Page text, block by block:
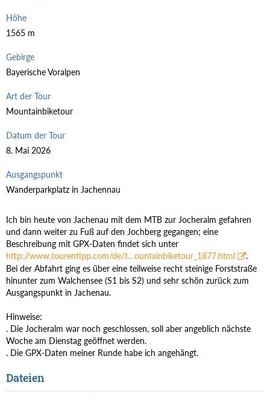
Höhe
1565 m
Gebirge
Bayerische Voralpen
Art der Tour
Mountainbiketour
Datum der Tour
8. Mai 2026
Ausgangspunkt
Wanderparkplatz in Jachennau
Ich bin heute von Jachenau mit dem MTB zur Jocheralm gefahren
und dann weiter zu Fuß auf den Jochberg gegangen; eine
Beschreibung mit GPX-Daten findet sich unter
http://www.tourentipp.com/de/t…ountainbiketour_1877.html
.
Bei der Abfahrt ging es über eine teilweise recht steinige Forststraße
hinunter zum Walchensee (S1 bis S2) und sehr schön zurück zum
Ausgangspunkt in Jachenau.
Hinweise:
. Die Jocheralm war noch geschlossen, soll aber angeblich nächste
Woche am Dienstag geöffnet werden.
. Die GPX-Daten meiner Runde habe ich angehängt.
Dateien